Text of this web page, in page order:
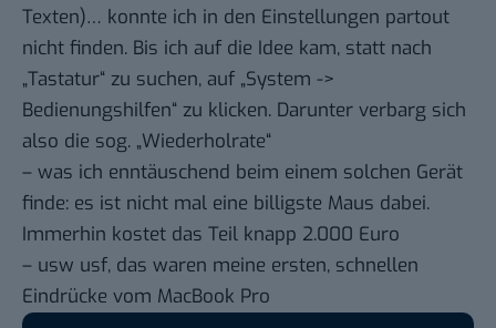
Texten)… konnte ich in den Einstellungen partout
nicht finden. Bis ich auf die Idee kam, statt nach
„Tastatur“ zu suchen, auf „System ->
Bedienungshilfen“ zu klicken. Darunter verbarg sich
also die sog. „Wiederholrate“
– was ich enntäuschend beim einem solchen Gerät
finde: es ist nicht mal eine billigste Maus dabei.
Immerhin kostet das Teil knapp 2.000 Euro
– usw usf, das waren meine ersten, schnellen
Eindrücke vom MacBook Pro